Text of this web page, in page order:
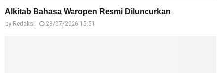
Alkitab Bahasa Waropen Resmi Diluncurkan
by Redaksi 28/07/2026 15:51